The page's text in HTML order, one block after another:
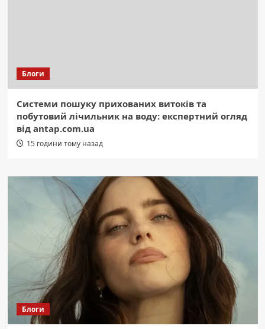
Блоги
Системи пошуку прихованих витоків та
побутовий лічильник на воду: експертний огляд
від antap.com.ua
15 години тому назад
Блоги